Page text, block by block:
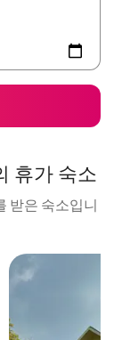
휴가 숙소
받은 숙소입니